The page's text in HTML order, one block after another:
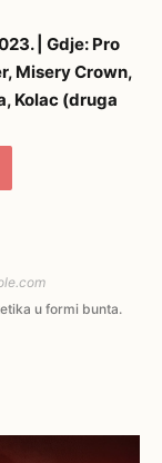
| Gdje: Pro
Misery Crown,
Kolac (druga
u formi bunta.